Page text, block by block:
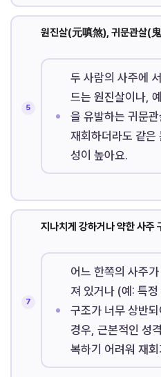
원진살(元嗔煞), 귀문관살(
두 사람의 사주에
드는 원진살이나,
을 유발하는 귀문
재회하더라도 같은
성이 높아요.
지나치게 강하거나 약한 사주
어느 한쪽의 사주
져 있거나 (예: 특
구조가 너무 상반
경우, 근본적인 성
복하기 어려워 재